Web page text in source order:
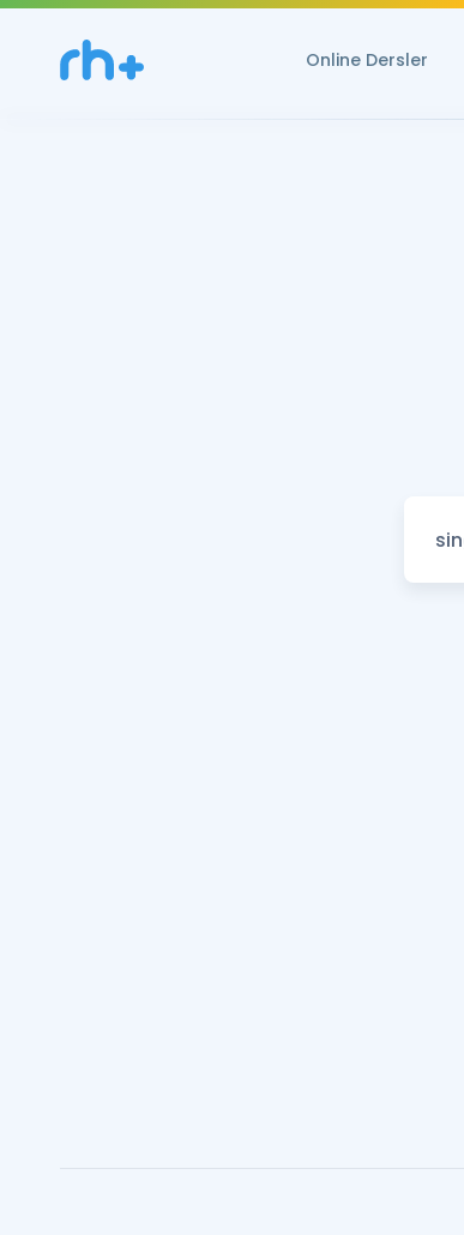
Online Dersler